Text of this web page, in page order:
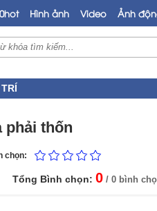
Hình ảnh Video Ảnh
phải thốn
chọn:
Tổng Bình chọn: 0 / 0 bình